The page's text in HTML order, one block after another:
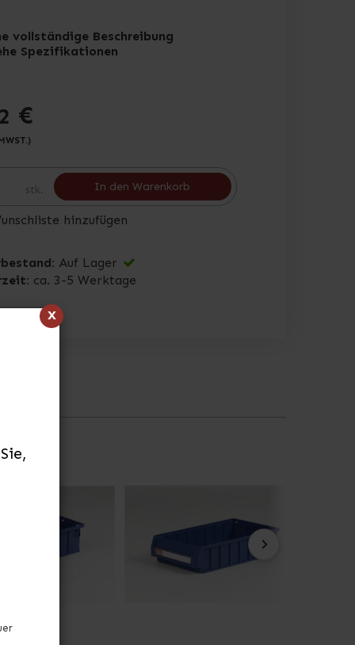
x
vollständige Beschreibung
Spezifikationen
€
stk. In den Warenkorb
hinzufügen
Auf Lager
ca. 3-5 Werktage